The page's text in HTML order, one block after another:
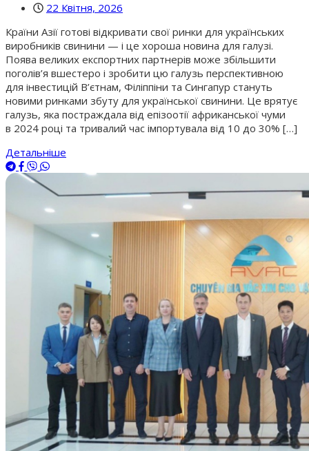
22 Квітня, 2026
Країни Азії готові відкривати свої ринки для українських
виробників свинини — і це хороша новина для галузі.
Поява великих експортних партнерів може збільшити
поголів’я вшестеро і зробити цю галузь перспективною
для інвестицій В’єтнам, Філіппіни та Сингапур стануть
новими ринками збуту для української свинини. Це врятує
галузь, яка постраждала від епізоотії африканської чуми
в 2024 році та тривалий час імпортувала від 10 до 30% […]
Детальніше